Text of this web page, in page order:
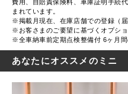
費用、自賠責保険料、車庫証明手続
まれています。
※掲載月現在、在庫店舗での登録（
※お客さまのご要望に基づくオプシ
※全車納車前定期点検整備付 6ヶ月
あなたにオススメのミニ